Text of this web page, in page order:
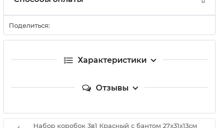
Поделиться:
Характеристики
Отзывы
Набор коробок 3в1 Красный с бантом 27x31x13см